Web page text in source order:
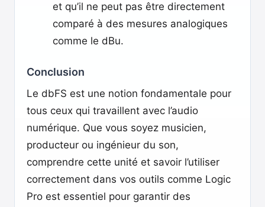
et qu’il ne peut pas être directement
comparé à des mesures analogiques
comme le dBu.
Conclusion
Le dbFS est une notion fondamentale pour
tous ceux qui travaillent avec l’audio
numérique. Que vous soyez musicien,
producteur ou ingénieur du son,
comprendre cette unité et savoir l’utiliser
correctement dans vos outils comme Logic
Pro est essentiel pour garantir des